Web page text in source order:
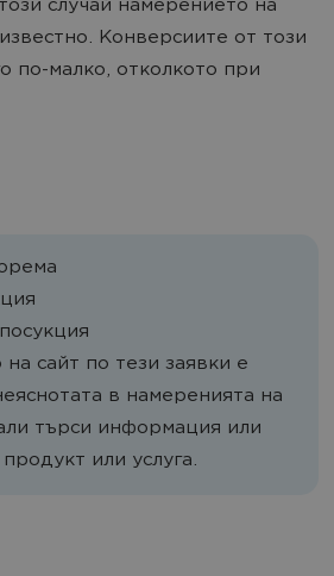
случай намерението на
Конверсиите от този
по-малко, отколкото при
сайт по тези заявки е
в намеренията на
търси информация или
или услуга.